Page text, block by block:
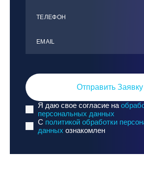
ТЕЛЕФОН
ЕMАIL
Отправить Заявку
Я даю свое согласие на
персональных данных
C политикой обработки
данных ознакомлен